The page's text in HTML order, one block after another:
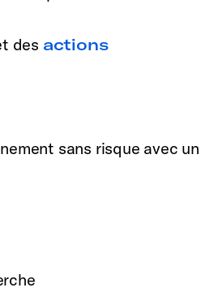
des actions
sans risque avec un